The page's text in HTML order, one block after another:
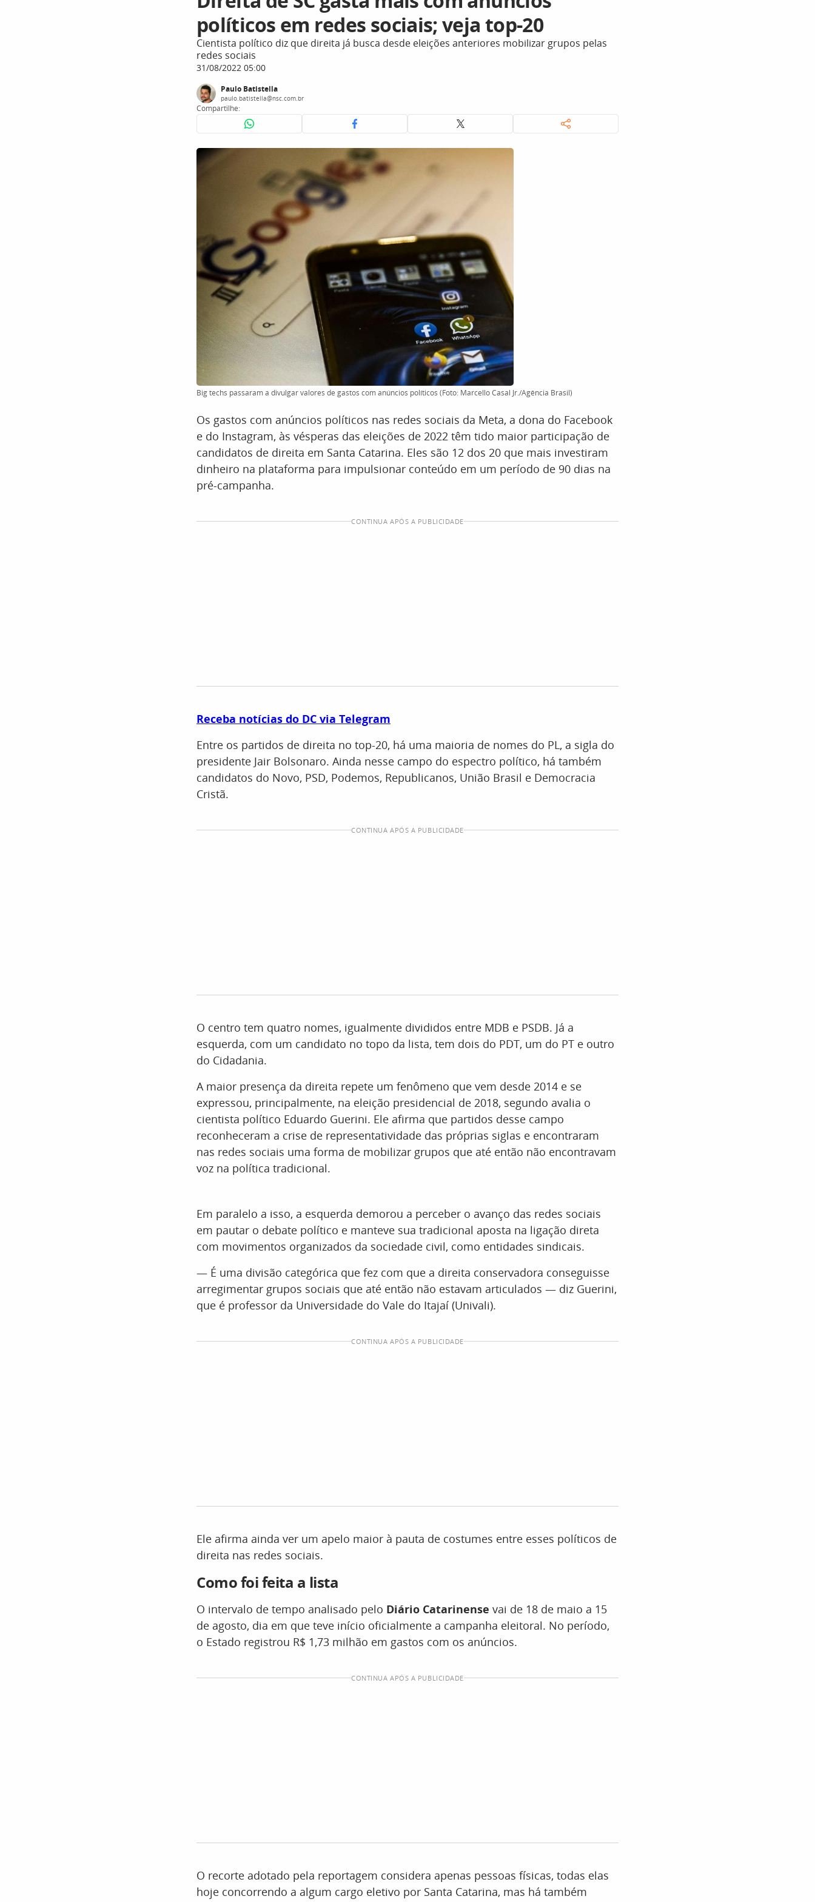
políticos em redes sociais; veja top-20
Cientista político diz que direita já busca desde eleições anteriores mobilizar grupos pelas
redes sociais
31/08/2022 05:00
Paulo Batistella
paulo.batistella@nsc.com.br
Compartilhe:
Big techs passaram a divulgar valores de gastos com anúncios políticos (Foto: Marcello Casal Jr./Agência Brasil)
Os gastos com anúncios políticos nas redes sociais da Meta, a dona do Facebook
e do Instagram, às vésperas das eleições de 2022 têm tido maior participação de
candidatos de direita em Santa Catarina. Eles são 12 dos 20 que mais investiram
dinheiro na plataforma para impulsionar conteúdo em um período de 90 dias na
pré-campanha.
CONTINUA APÓS A PUBLICIDADE
Receba notícias do DC via Telegram
Entre os partidos de direita no top-20, há uma maioria de nomes do PL, a sigla do
presidente Jair Bolsonaro. Ainda nesse campo do espectro político, há também
candidatos do Novo, PSD, Podemos, Republicanos, União Brasil e Democracia
Cristã.
CONTINUA APÓS A PUBLICIDADE
O centro tem quatro nomes, igualmente divididos entre MDB e PSDB. Já a
esquerda, com um candidato no topo da lista, tem dois do PDT, um do PT e outro
do Cidadania.
A maior presença da direita repete um fenômeno que vem desde 2014 e se
expressou, principalmente, na eleição presidencial de 2018, segundo avalia o
cientista político Eduardo Guerini. Ele afirma que partidos desse campo
reconheceram a crise de representatividade das próprias siglas e encontraram
nas redes sociais uma forma de mobilizar grupos que até então não encontravam
voz na política tradicional.
Em paralelo a isso, a esquerda demorou a perceber o avanço das redes sociais
em pautar o debate político e manteve sua tradicional aposta na ligação direta
com movimentos organizados da sociedade civil, como entidades sindicais.
— É uma divisão categórica que fez com que a direita conservadora conseguisse
arregimentar grupos sociais que até então não estavam articulados — diz Guerini,
que é professor da Universidade do Vale do Itajaí (Univali).
CONTINUA APÓS A PUBLICIDADE
Ele afirma ainda ver um apelo maior à pauta de costumes entre esses políticos de
direita nas redes sociais.
Como foi feita a lista
O intervalo de tempo analisado pelo Diário Catarinense vai de 18 de maio a 15
de agosto, dia em que teve início oficialmente a campanha eleitoral. No período,
o Estado registrou R$ 1,73 milhão em gastos com os anúncios.
CONTINUA APÓS A PUBLICIDADE
O recorte adotado pela reportagem considera apenas pessoas físicas, todas elas
hoje concorrendo a algum cargo eletivo por Santa Catarina, mas há também